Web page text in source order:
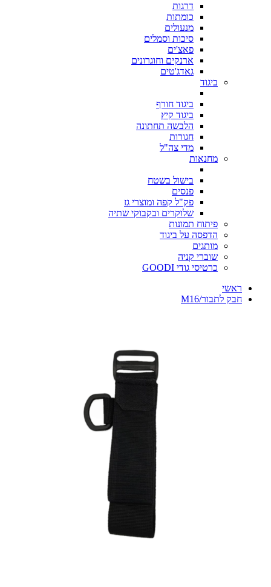
דרגות
כומתות
מנעולים
סיכות וסמלים
פאצ'ים
ארנקים וחוגרונים
גאדג'טים
ביגוד
ביגוד חורף
ביגוד קיץ
הלבשה תחתונה
חגורות
מדי צה"ל
מחנאות
בישול בשטח
פנסים
פק"ל קפה ומוצרי גז
שלוקרים ובקבוקי שתיה
פיתוח תמונות
הדפסה על ביגוד
מותגים
שוברי קניה
כרטיסי גודי GOODI
ראשי
חבק לתבור/M16